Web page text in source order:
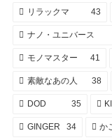
リラックマ 43
ナノ・ユニバース
モノマスター 41
素敵なあの人 38
DOD 35
GINGER 34 か